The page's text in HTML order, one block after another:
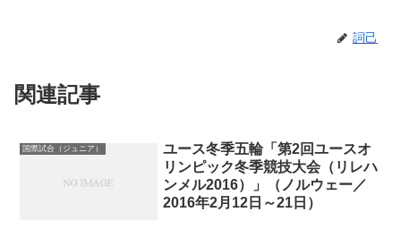
詞己
関連記事
国際試合（ジュニア）
ユース冬季五輪「第2回ユースオ
リンピック冬季競技大会（リレハ
ンメル2016）」（ノルウェー／
2016年2月12日～21日）